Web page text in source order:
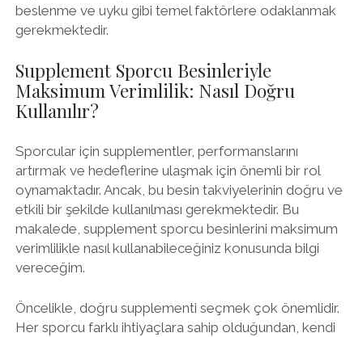
beslenme ve uyku gibi temel faktörlere odaklanmak
gerekmektedir.
Supplement Sporcu Besinleriyle
Maksimum Verimlilik: Nasıl Doğru
Kullanılır?
Sporcular için supplementler, performanslarını
artırmak ve hedeflerine ulaşmak için önemli bir rol
oynamaktadır. Ancak, bu besin takviyelerinin doğru ve
etkili bir şekilde kullanılması gerekmektedir. Bu
makalede, supplement sporcu besinlerini maksimum
verimlilikle nasıl kullanabileceğiniz konusunda bilgi
vereceğim.
Öncelikle, doğru supplementi seçmek çok önemlidir.
Her sporcu farklı ihtiyaçlara sahip olduğundan, kendi